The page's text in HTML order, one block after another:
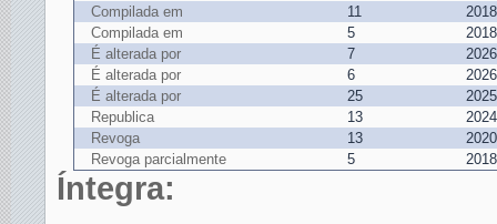
Compilada em
11
2018
Compilada em
5
2018
É alterada por
7
2026
É alterada por
6
2026
É alterada por
25
2025
Republica
13
2024
Revoga
13
2020
Revoga parcialmente
5 2018
Íntegra: